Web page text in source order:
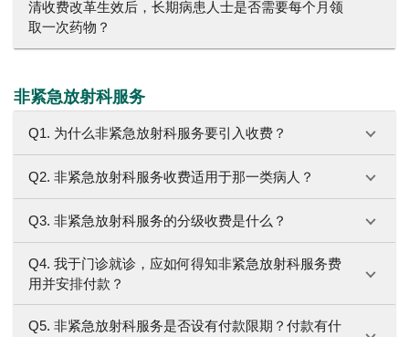
清收费改革生效后，长期病患人士是否需要每个月领
取一次药物？
非紧急放射科服务
Q1. 为什么非紧急放射科服务要引入收费？
Q2. 非紧急放射科服务收费适用于那一类病人？
Q3. 非紧急放射科服务的分级收费是什么？
Q4. 我于门诊就诊，应如何得知非紧急放射科服务费
用并安排付款？
Q5. 非紧急放射科服务是否设有付款限期？付款有什